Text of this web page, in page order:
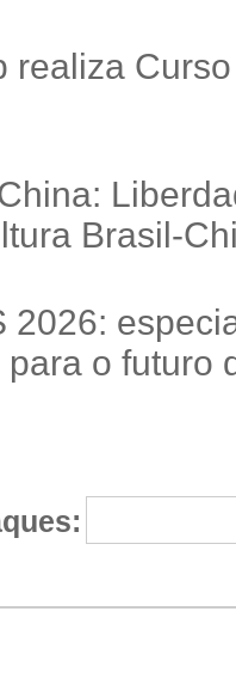
realiza
Brasil-
2026:
o futuro